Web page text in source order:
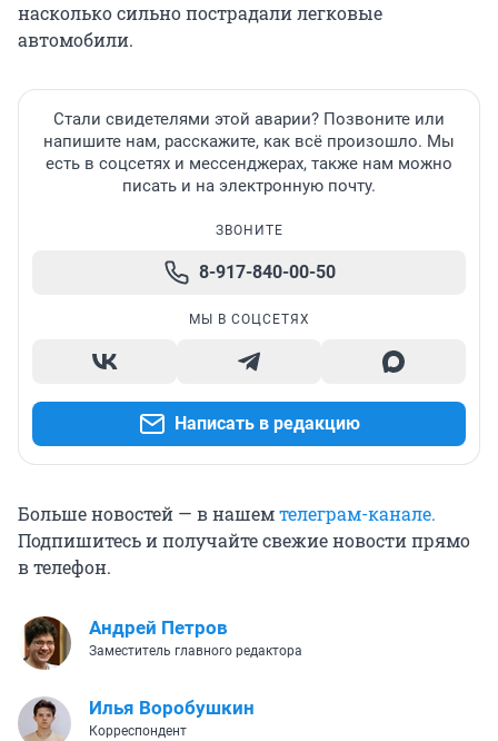
насколько сильно пострадали легковые
автомобили.
Стали свидетелями этой аварии? Позвоните или
напишите нам, расскажите, как всё произошло. Мы
есть в соцсетях и мессенджерах, также нам можно
писать и на электронную почту.
ЗВОНИТЕ
8-917-840-00-50
МЫ В СОЦСЕТЯХ
Написать в редакцию
Больше новостей — в нашемтелеграм-канале.
Подпишитесь и получайте свежие новости прямо
в телефон.
Андрей Петров
Заместитель главного редактора
Илья Воробушкин
Корреспондент